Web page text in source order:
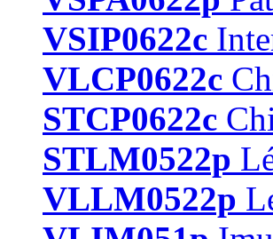
VSIP0622c
VLCP0622c
STCP0622c
STLM0522p
VLLM0522p